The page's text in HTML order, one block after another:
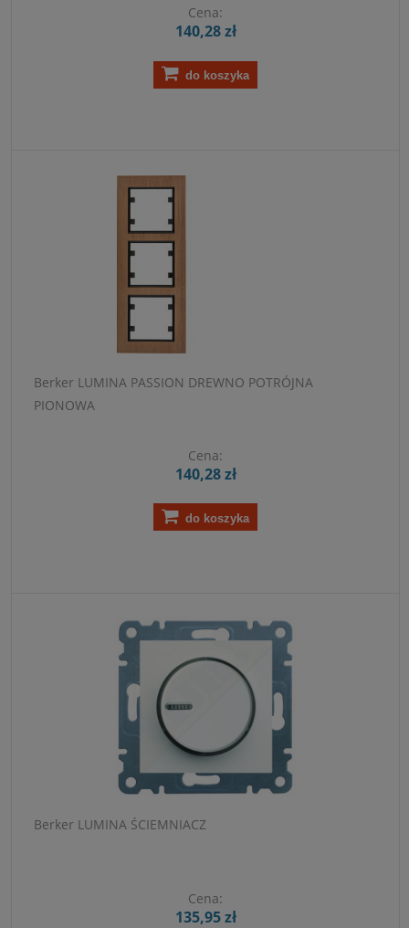
Cena:
140,28 zł
do koszyka
Berker LUMINA PASSION DREWNO POTRÓJNA
PIONOWA
Cena:
140,28 zł
do koszyka
Berker LUMINA ŚCIEMNIACZ
Cena:
135,95 zł